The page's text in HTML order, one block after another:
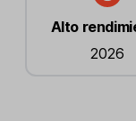
Alto
2026